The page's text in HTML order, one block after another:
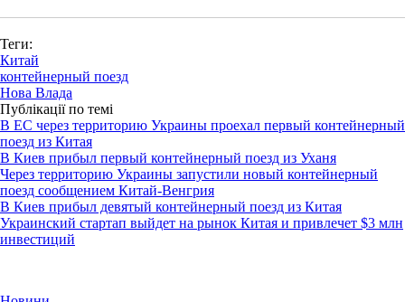
Теги:
Китай
контейнерный поезд
Нова Влада
Публікації по темі
В ЕС через территорию Украины проехал первый контейнерный
поезд из Китая
В Киев прибыл первый контейнерный поезд из Уханя
Через территорию Украины запустили новый контейнерный
поезд сообщением Китай-Венгрия
В Киев прибыл девятый контейнерный поезд из Китая
Украинский стартап выйдет на рынок Китая и привлечет $3 млн
инвестиций